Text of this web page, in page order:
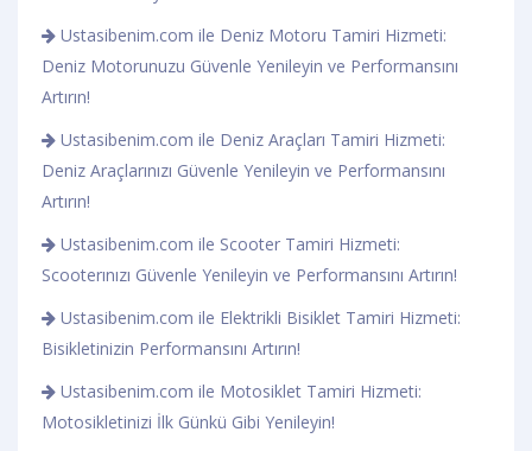
Ustasibenim.com ile Deniz Motoru Tamiri Hizmeti:
Deniz Motorunuzu Güvenle Yenileyin ve Performansını
Artırın!
Ustasibenim.com ile Deniz Araçları Tamiri Hizmeti:
Deniz Araçlarınızı Güvenle Yenileyin ve Performansını
Artırın!
Ustasibenim.com ile Scooter Tamiri Hizmeti:
Scooterınızı Güvenle Yenileyin ve Performansını Artırın!
Ustasibenim.com ile Elektrikli Bisiklet Tamiri Hizmeti:
Bisikletinizin Performansını Artırın!
Ustasibenim.com ile Motosiklet Tamiri Hizmeti:
Motosikletinizi İlk Günkü Gibi Yenileyin!